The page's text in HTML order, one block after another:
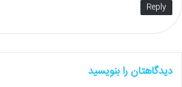
Reply
دیدگاهتان را بنویسید